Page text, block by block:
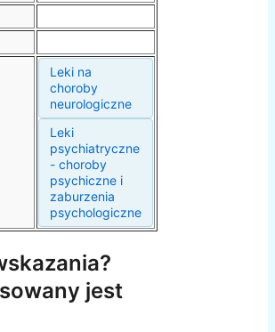
Leki na
choroby
neurologiczne
Leki
psychiatryczne
- choroby
psychiczne i
zaburzenia
psychologiczne
jest